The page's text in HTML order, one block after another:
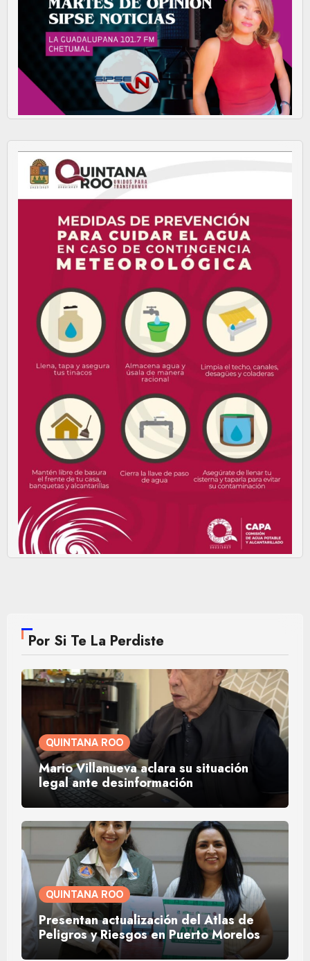
Por Si Te La Perdiste
QUINTANA ROO
Mario Villanueva aclara su situación
legal ante desinformación
QUINTANA ROO
Presentan actualización del Atlas de
Peligros y Riesgos en Puerto Morelos